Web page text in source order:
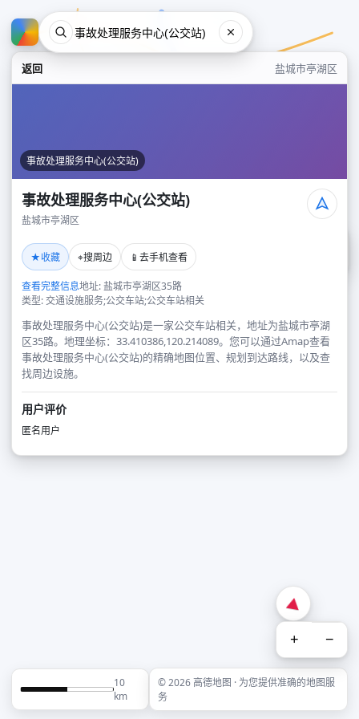
返回 盐城市亭湖区
事故处理服务中心(公交站)
事故处理服务中心(公交站)
盐城市亭湖区
★收藏 ⌖搜周边 📱 去手机查看
查看完整信息地址: 盐城市亭湖区35路
类型: 交通设施服务;公交车站;公交车站相关
事故处理服务中心(公交站)是一家公交车站相关，地址为盐城市亭湖
区35路。地理坐标：33.410386,120.214089。您可以通过Amap查看
事故处理服务中心(公交站)的精确地图位置、规划到达路线，以及查
找周边设施。
用户评价
匿名用户
+ −
10
km
© 2026 高德地图 · 为您提供准确的地图服
务